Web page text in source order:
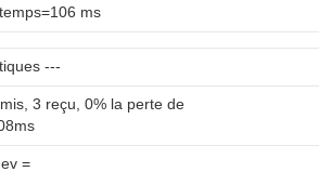
ms
---
3 reçu, 0% la perte de
=